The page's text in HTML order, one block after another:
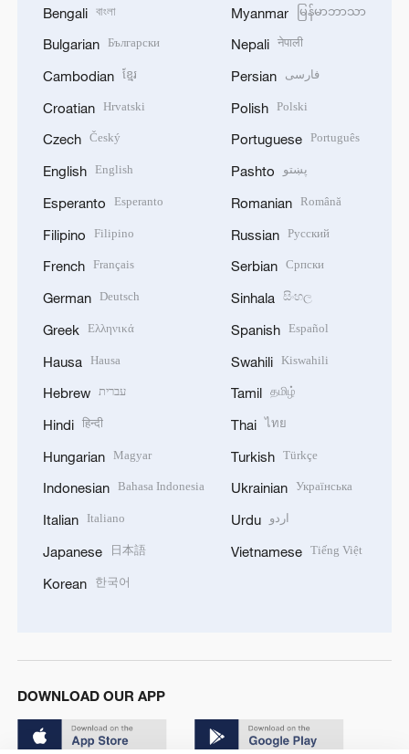
Bengali বাংলা
Bulgarian Български
Cambodian ខ្មែរ
Croatian Hrvatski
Czech Český
English English
Esperanto Esperanto
Filipino Filipino
French Français
German Deutsch
Greek Ελληνικά
Hausa Hausa
Hebrew עברית
Hindi हिन्दी
Hungarian Magyar
Indonesian Bahasa Indonesia
Italian Italiano
Japanese 日本語
Korean 한국어
Myanmar မြန်မာဘာသာ
Nepali नेपाली
Persian فارسی
Polish Polski
Portuguese Português
Pashto پښتو
Romanian Română
Russian Русский
Serbian Српски
Sinhala සිංහල
Spanish Español
Swahili Kiswahili
Tamil தமிழ்
Thai ไทย
Turkish Türkçe
Ukrainian Українська
Urdu اردو
Vietnamese Tiếng Việt
DOWNLOAD OUR APP